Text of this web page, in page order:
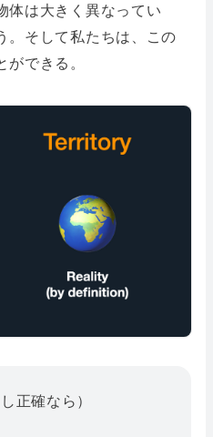
体は大きく異なってい
。そして私たちは、この
できる。
正確なら）